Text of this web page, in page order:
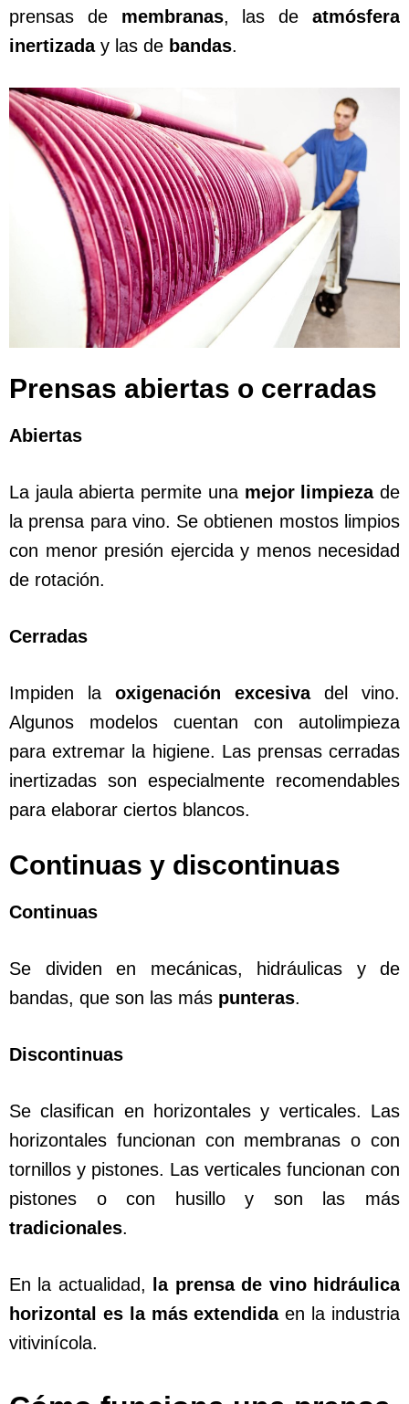
prensas de membranas, las deatmósfera
inertizaday las de bandas.
Prensas abiertas o cerradas
Abiertas
La jaula abierta permite una mejor limpiezade
la prensa para vino. Se obtienen mostos limpios
con menor presión ejercida y menos necesidad
de rotación.
Cerradas
Impiden la oxigenación excesivadel vino.
Algunos modelos cuentan con autolimpieza
para extremar la higiene. Las prensas cerradas
inertizadas son especialmente recomendables
para elaborar ciertos blancos.
Continuas y discontinuas
Continuas
Se dividen en mecánicas, hidráulicas y de
bandas, que son las más punteras.
Discontinuas
Se clasifican en horizontales y verticales. Las
horizontales funcionan con membranas o con
tornillos y pistones. Las verticales funcionan con
pistones o con husillo y son las más
tradicionales.
En la actualidad,
la prensa de vino hidráulica
horizontal es la más extendidaen la industria
vitivinícola.